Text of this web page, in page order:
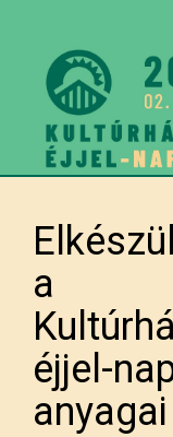
a
éjjel-
anyagai